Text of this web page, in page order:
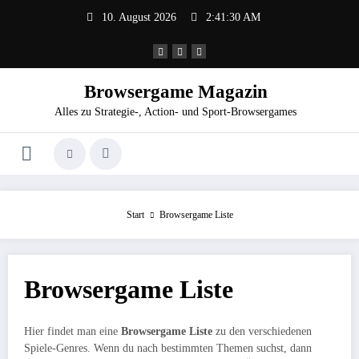
10. August 2026 2:41:30 AM
Browsergame Magazin
Alles zu Strategie-, Action- und Sport-Browsergames
Start Browsergame Liste
Browsergame Liste
Hier findet man eine Browsergame Liste zu den verschiedenen
Spiele-Genres. Wenn du nach bestimmten Themen suchst, dann